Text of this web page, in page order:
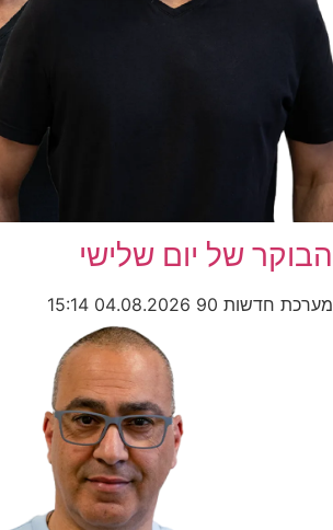
הבוקר של יום שלישי
מערכת חדשות 90 04.08.2026
15:14